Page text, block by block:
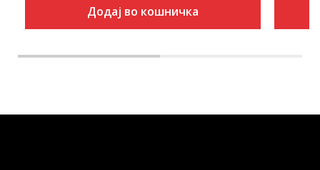
Додај во кошничка